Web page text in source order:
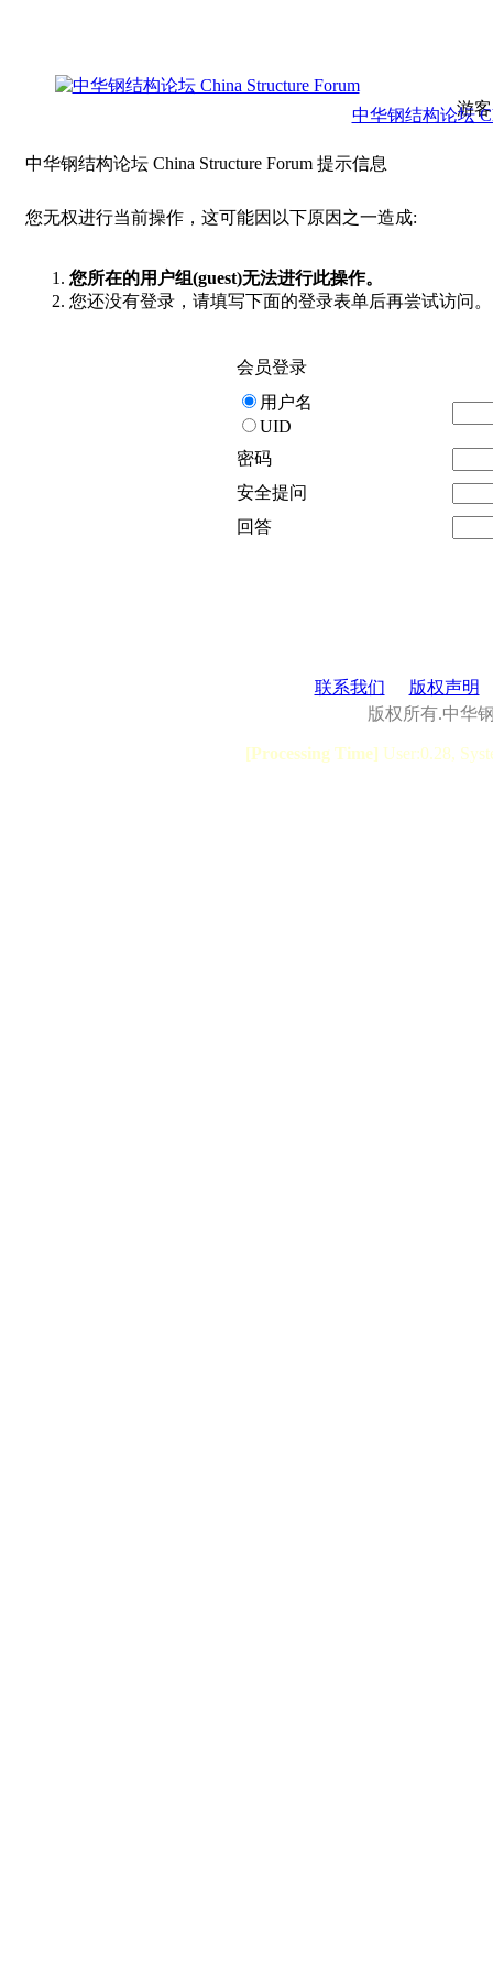
游
中华钢结构论坛
中华钢结构论坛 China Structure Forum 提示信息
您无权进行当前操作，这可能因以下原因之一造成:
您所在的用户组(guest)无法进行此操作。
您还没有登录，请填写下面的登录表单后再尝试访问。
会员登录
用户名
UID
密码
安全提问
回答
联系我们
版权声明
版权所有.中华
[Processing Time] User:0.28,